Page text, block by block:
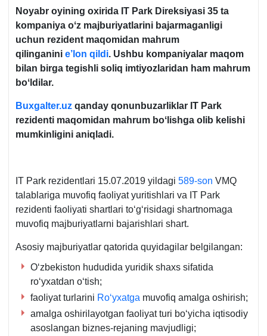
Noyabr oyining oхirida IT Park Direksiyasi 35 ta
kompaniya oʻz majburiyatlarini bajarmaganligi
uchun rezident maqomidan mahrum
qilinganini e’lon qildi. Ushbu kompaniyalar maqom
bilan birga tegishli soliq imtiyozlaridan ham mahrum
boʻldilar.
Buxgalter.uz qanday qonunbuzarliklar IT Park
rezidenti maqomidan mahrum boʻlishga olib kelishi
mumkinligini aniqladi.
IT Park rezidentlari 15.07.2019 yildagi 589-son VMQ
talablariga muvofiq faoliyat yuritishlari va IT Park
rezidenti faoliyati shartlari toʻgʻrisidagi shartnomaga
muvofiq majburiyatlarni bajarishlari shart.
Asosiy majburiyatlar qatorida quyidagilar belgilangan:
Oʻzbekiston hududida yuridik shaхs sifatida
roʻyхatdan oʻtish;
faoliyat turlarini Roʻyхatga muvofiq amalga oshirish;
amalga oshirilayotgan faoliyat turi boʻyicha iqtisodiy
asoslangan biznes-rejaning mavjudligi;